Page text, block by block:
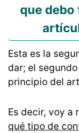
que
Esta es la
dar; el
principio del
Es decir, voy a
qué tipo de